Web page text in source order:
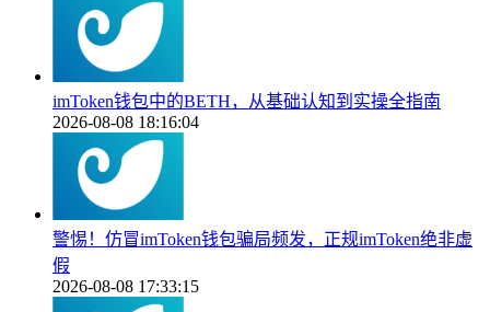
imToken钱包中的BETH，从基础认知到实操全指南
2026-08-08 18:16:04
警惕！仿冒imToken钱包骗局频发，正规imToken绝非虚
假
2026-08-08 17:33:15